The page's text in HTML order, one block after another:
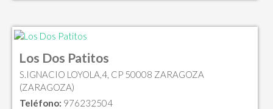
Los Dos Patitos
S.IGNACIO LOYOLA,4, CP 50008 ZARAGOZA
(ZARAGOZA)
Teléfono: 976232504